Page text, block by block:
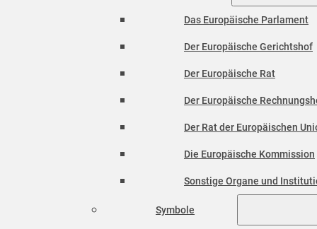
Das Europäische Parlament
Der Europäische Gerichtshof
Der Europäische Rat
Der Europäische
Der Rat der Europäischen
Die Europäische Kommission
Sonstige Organe und
Symbole